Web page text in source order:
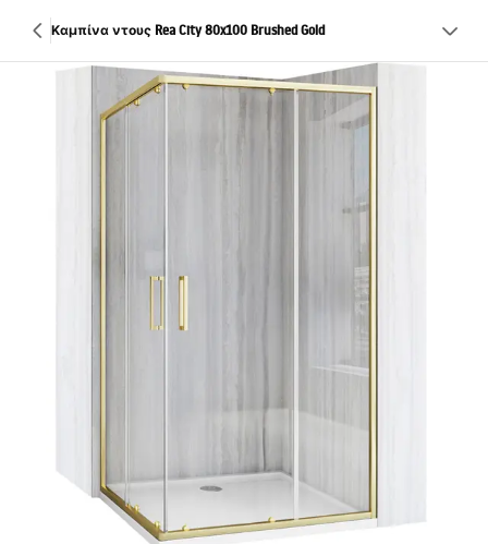
Καμπίνα ντους Rea City 80x100 Brushed Gold